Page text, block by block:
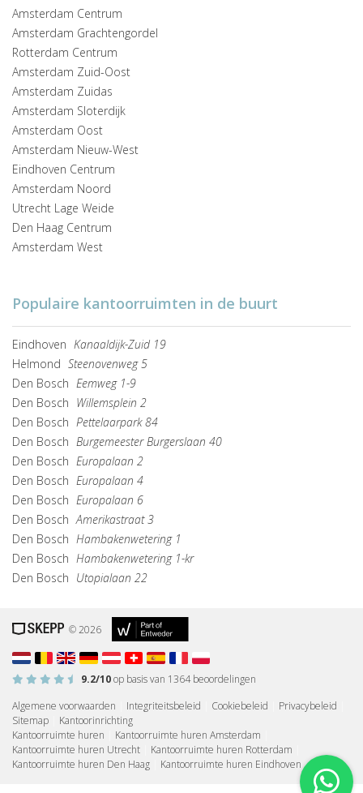
Amsterdam Centrum
Amsterdam Grachtengordel
Rotterdam Centrum
Amsterdam Zuid-Oost
Amsterdam Zuidas
Amsterdam Sloterdijk
Amsterdam Oost
Amsterdam Nieuw-West
Eindhoven Centrum
Amsterdam Noord
Utrecht Lage Weide
Den Haag Centrum
Amsterdam West
Populaire kantoorruimten in de buurt
Eindhoven Kanaaldijk-Zuid 19
Helmond Steenovenweg 5
Den Bosch Eemweg 1-9
Den Bosch Willemsplein 2
Den Bosch Pettelaarpark 84
Den Bosch Burgemeester Burgerslaan 40
Den Bosch Europalaan 2
Den Bosch Europalaan 4
Den Bosch Europalaan 6
Den Bosch Amerikastraat 3
Den Bosch Hambakenwetering 1
Den Bosch Hambakenwetering 1-kr
Den Bosch Utopialaan 22
© 2026
9.2/10op basis van 1364beoordelingen
Algemene voorwaarden
Integriteitsbeleid Cookiebeleid Privacybeleid
Sitemap
Kantoorinrichting
Kantoorruimte huren
Kantoorruimte huren Amsterdam
Kantoorruimte huren Utrecht
Kantoorruimte huren Rotterdam
Kantoorruimte huren Den Haag
Kantoorruimte huren Eindhoven